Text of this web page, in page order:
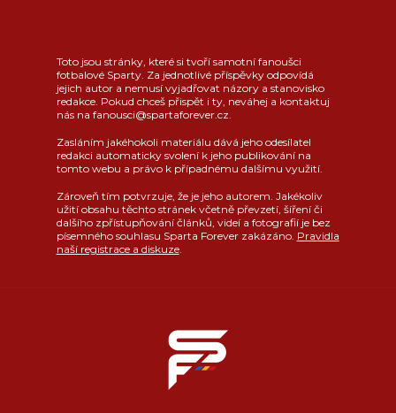
Toto jsou stránky, které si tvoří samotní fanoušci
fotbalové Sparty. Za jednotlivé příspěvky odpovídá
jejich autor a nemusí vyjadřovat názory a stanovisko
redakce. Pokud chceš přispět i ty, neváhej a kontaktuj
nás na fanousci@spartaforever.cz.
Zasláním jakéhokoli materiálu dává jeho odesílatel
redakci automaticky svolení k jeho publikování na
tomto webu a právo k případnému dalšímu využití.
Zároveň tím potvrzuje, že je jeho autorem. Jakékoliv
užití obsahu těchto stránek včetně převzetí, šíření či
dalšího zpřístupňování článků, videí a fotografií je bez
písemného souhlasu Sparta Forever zakázáno. Pravidla
naší registrace a diskuze.